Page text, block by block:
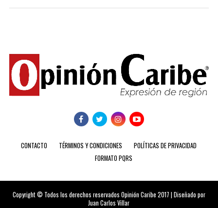
CONTACTO TÉRMINOS Y CONDICIONES
POLÍTICAS DE PRIVACIDAD
FORMATO PQRS
Copyright © Todos los derechos reservados Opinión Caribe 2017 | Diseñado por
Juan Carlos Villar